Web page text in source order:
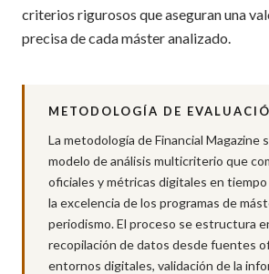
criterios rigurosos que aseguran una
precisa de cada máster analizado.
METODOLOGÍA DE
La metodología de Financial Magazine
modelo de análisis multicriterio que
oficiales y métricas digitales en tiempo
la excelencia de los programas de
periodismo. El proceso se estructura
recopilación de datos desde fuentes
entornos digitales, validación de la